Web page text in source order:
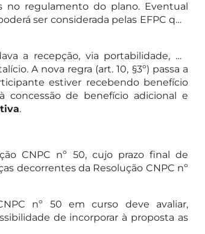
no regulamento do plano. Eventual
ser considerada pelas EFPC que
a recepção, via portabilidade, de
A nova regra (art. 10, §3º) passa a
estiver recebendo benefício
concessão de benefício adicional e
.
CNPC nº 50, cujo prazo final de
decorrentes da Resolução CNPC nº
nº 50 em curso deve avaliar,
de incorporar à proposta as